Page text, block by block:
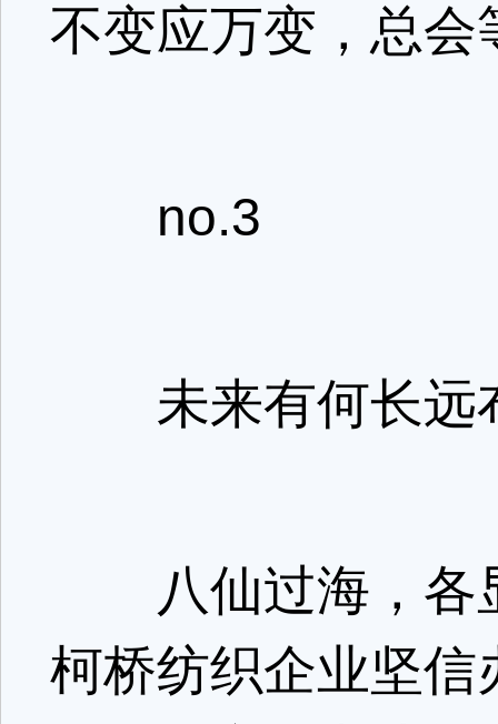
不变应万变，总
no.3
未来有何长远
八仙过海，各
柯桥纺织企业坚